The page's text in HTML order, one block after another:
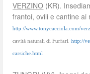
VERZINO (KR).
frantoi, ovili e cantine ai
http://www.tonycacciola.com/
cavità naturali di Furfari.http://
carsiche.html